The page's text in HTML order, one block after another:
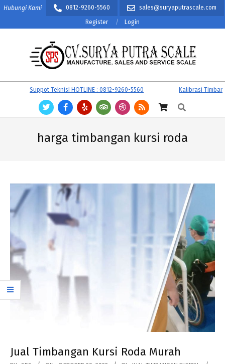
Skip
content
Hubungi Kami 0812-9260-5560 sales@suryaputrascale.com
Register Login
CV.
SURYA
PUTRA
SCALE
Suppot TeknisI HOTLINE : 0812-9260-5560
Kalibrasi
Search
harga timbangan kursi roda
Jual Timbangan Kursi Roda Murah